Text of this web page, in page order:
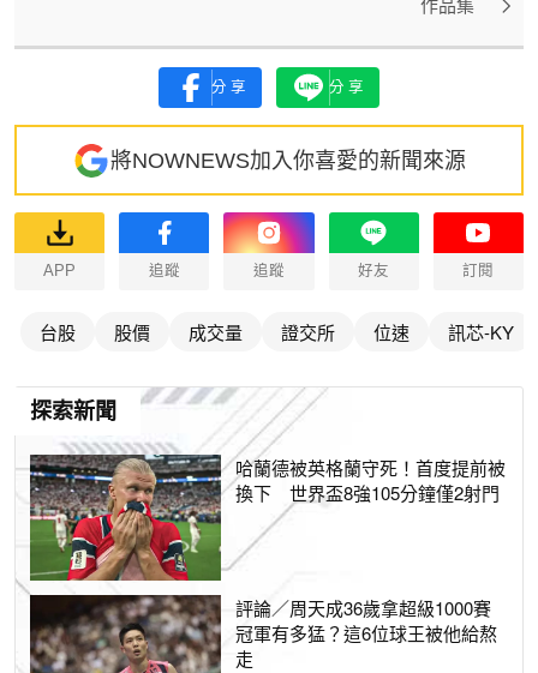
作品集
分享 分享
將NOWNEWS加入你喜愛的新聞來源
APP 追蹤 追蹤 好友 訂閱
台股 股價 成交量 證交所 位速 訊芯-KY
探索新聞
哈蘭德被英格蘭守死！首度提前被
換下 世界盃8強105分鐘僅2射門
評論／周天成36歲拿超級1000賽
冠軍有多猛？這6位球王被他給熬
走